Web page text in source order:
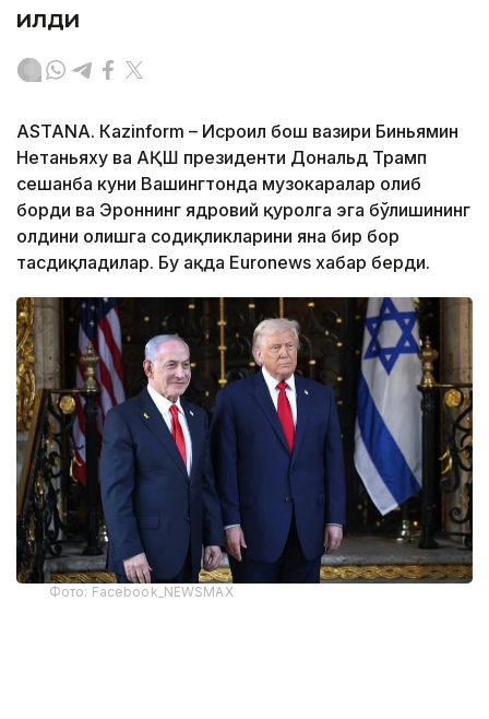
қилди
ASTANА. Кazinform – Исроил бош вазири Биньямин
Нетаньяху ва АҚШ президенти Дональд Трамп
сешанба куни Вашингтонда музокаралар олиб
борди ва Эроннинг ядровий қуролга эга бўлишининг
олдини олишга содиқликларини яна бир бор
тасдиқладилар. Бу ҳақда Euronews хабар берди.
Фото: Facebook_NEWSMAX